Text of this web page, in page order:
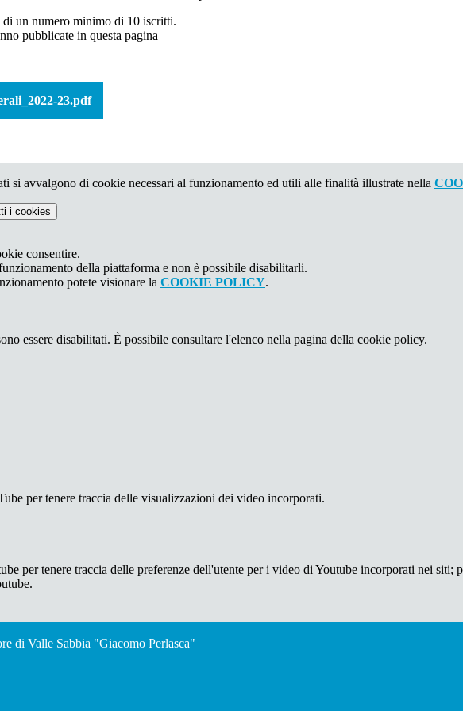
un numero minimo di 10 iscritti.
pubblicate in questa pagina
23.pdf
si avvalgono di cookie necessari al funzionamento ed utili alle finalità illustrate nella
i cookies
consentire.
della piattaforma e non è possibile disabilitarli.
potete visionare la COOKIE POLICY.
essere disabilitati. È possibile consultare l'elenco nella pagina della cookie policy.
per tenere traccia delle visualizzazioni dei video incorporati.
per tenere traccia delle preferenze dell'utente per i video di Youtube incorporati nei
di Valle Sabbia "Giacomo Perlasca"